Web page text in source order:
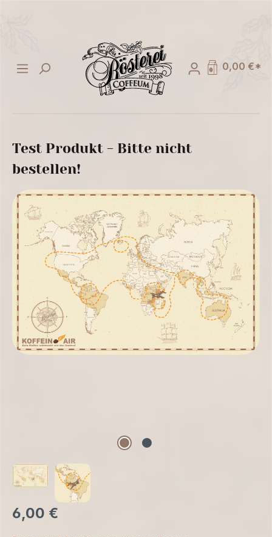
0,00 €*
Test Produkt - Bitte nicht
bestellen!
6,00 €